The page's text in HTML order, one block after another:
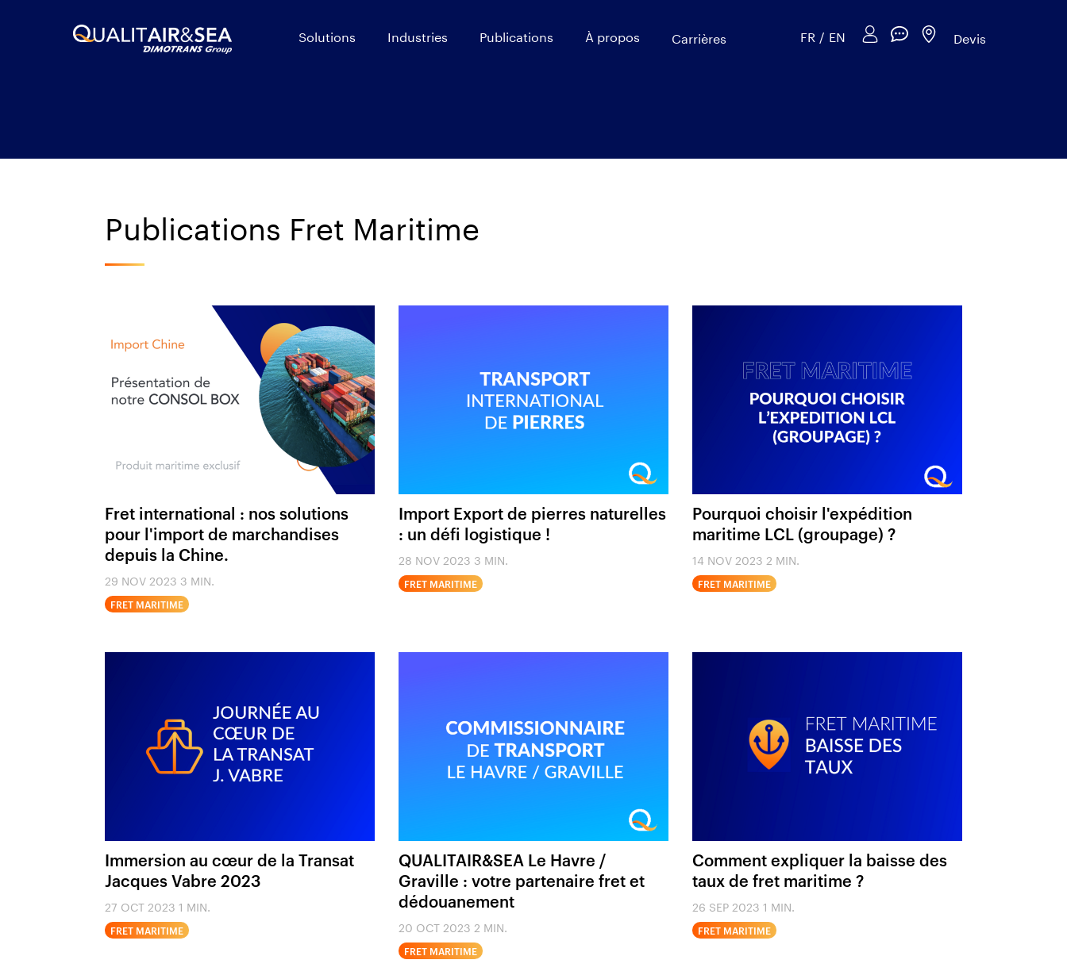
Solutions Industries Publications À propos Carrières FR / EN Devis
Publications Fret Maritime
Fret international : nos solutions
pour l'import de marchandises
depuis la Chine.
29 NOV 2023 3 MIN.
FRET MARITIME
Import Export de pierres naturelles
: un défi logistique !
28 NOV 2023 3 MIN.
FRET MARITIME
Pourquoi choisir l'expédition
maritime LCL (groupage) ?
14 NOV 2023 2 MIN.
FRET MARITIME
Immersion au cœur de la Transat
Jacques Vabre 2023
27 OCT 2023 1 MIN.
FRET MARITIME
QUALITAIR&SEA Le Havre /
Graville : votre partenaire fret et
dédouanement
20 OCT 2023 2 MIN.
FRET MARITIME
Comment expliquer la baisse des
taux de fret maritime ?
26 SEP 2023 1 MIN.
FRET MARITIME